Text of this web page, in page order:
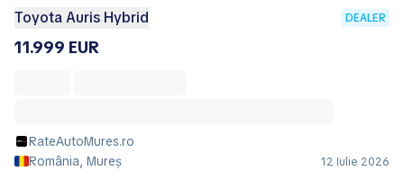
Toyota Auris Hybrid DEALER
11.999 EUR
RateAutoMures.ro
România, Mureș
12 Iulie 2026